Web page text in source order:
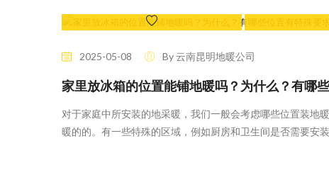
2025-05-08 By 云南昆明地暖公司
家里放冰箱的位置能铺地暖吗？为什么？有哪
对于家庭中所安装的地采暖，我们一般会考虑哪些位置装地
暖的的。有一些特殊的区域，例如厨房和卫生间是否需要安